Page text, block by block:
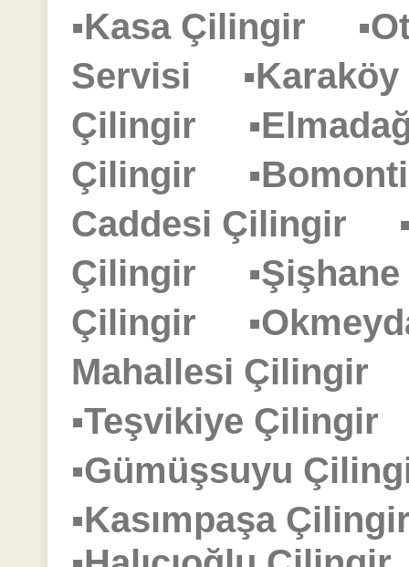
▪Kasa Çilingir
Servisi
Çilingir
Çilingir
Caddesi Çilingir
Çilingir
Çilingir
Mahallesi Çilingir
▪Teşvikiye
▪Gümüşsuyu
▪Kasımpaşa